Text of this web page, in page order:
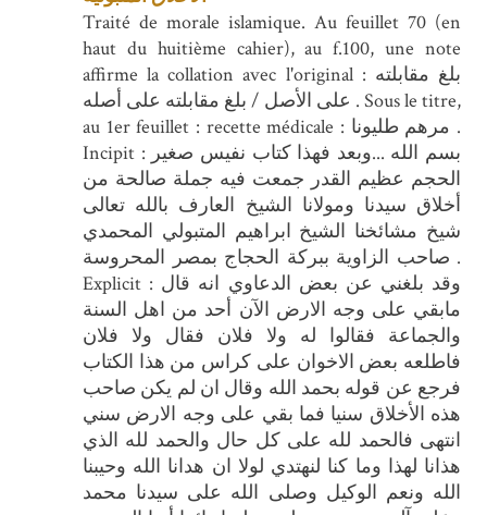
Traité de morale islamique. Au feuillet 70 (en
haut du huitième cahier), au f.100, une note
affirme la collation avec l'original : بلغ مقابلته
على الأصل / بلغ مقابلته على أصله . Sous le titre,
au 1er feuillet : recette médicale : مرهم طليونا .
Incipit : بسم الله ...وبعد فهذا كتاب نفيس صغير
الحجم عظيم القدر جمعت فيه جملة صالحة من
أخلاق سيدنا ومولانا الشيخ العارف بالله تعالى
شيخ مشائخنا الشيخ ابراهيم المتبولي المحمدي
صاحب الزاوية ببركة الحجاج بمصر المحروسة .
Explicit : وقد بلغني عن بعض الدعاوي انه قال
مابقي على وجه الارض الآن أحد من اهل السنة
والجماعة فقالوا له ولا فلان فقال ولا فلان
فاطلعه بعض الاخوان على كراس من هذا الكتاب
فرجع عن قوله بحمد الله وقال ان لم يكن صاحب
هذه الأخلاق سنيا فما بقي على وجه الارض سني
انتهى فالحمد لله على كل حال والحمد لله الذي
هذانا لهذا وما كنا لنهتدي لولا ان هدانا الله وحيبنا
الله ونعم الوكيل وصلى الله على سيدنا محمد